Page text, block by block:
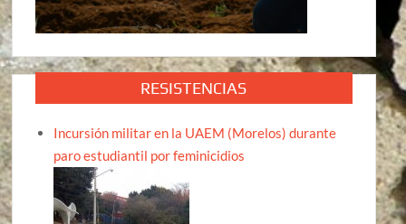
RESISTENCIAS
Incursión militar en la UAEM (Morelos) durante
paro estudiantil por feminicidios